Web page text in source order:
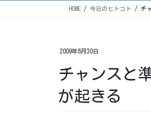
HOME 今日のヒトコト チ
2009年6月30日
チャンスと
が起きる